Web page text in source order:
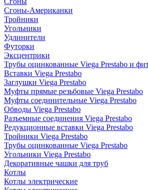
Сгоны-Американки
Тройники
Угольники
Удлинители
Футорки
Эксцентрики
Трубы оцинкованные Viega Prestabo и
Вставки Viega Prestabo
Заглушки Viega Prestabo
Муфты прямые резьбовые Viega Prestabo
Муфты соединительные Viega Prestabo
Обводы Viega Prestabo
Разъемные соединения Viega Prestabo
Редукционные вставки Viega Prestabo
Тройники Viega Prestabo
Трубы оцинкованные Viega Prestabo
Угольники Viega Prestabo
Декоративные чашки для труб
Котлы
Котлы электрические